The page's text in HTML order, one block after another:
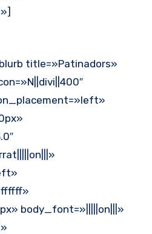
title=»Patinadors»
body_font=»|||||on|||»